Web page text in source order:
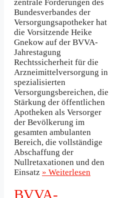
zentrale Forderungen des
Bundesverbandes der
Versorgungsapotheker hat
die Vorsitzende Heike
Gnekow auf der BVVA-
Jahrestagung
Rechtssicherheit für die
Arzneimittelversorgung in
spezialisierten
Versorgungsbereichen, die
Stärkung der öffentlichen
Apotheken als Versorger
der Bevölkerung im
gesamten ambulanten
Bereich, die vollständige
Abschaffung der
Nullretaxationen und den
Einsatz » Weiterlesen
BVVA-